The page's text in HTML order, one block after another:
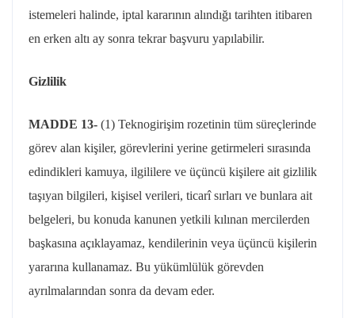
istemeleri halinde, iptal kararının alındığı tarihten itibaren
en erken altı ay sonra tekrar başvuru yapılabilir.
Gizlilik
MADDE 13- (1) Teknogirişim rozetinin tüm süreçlerinde
görev alan kişiler, görevlerini yerine getirmeleri sırasında
edindikleri kamuya, ilgililere ve üçüncü kişilere ait gizlilik
taşıyan bilgileri, kişisel verileri, ticarî sırları ve bunlara ait
belgeleri, bu konuda kanunen yetkili kılınan mercilerden
başkasına açıklayamaz, kendilerinin veya üçüncü kişilerin
yararına kullanamaz. Bu yükümlülük görevden
ayrılmalarından sonra da devam eder.